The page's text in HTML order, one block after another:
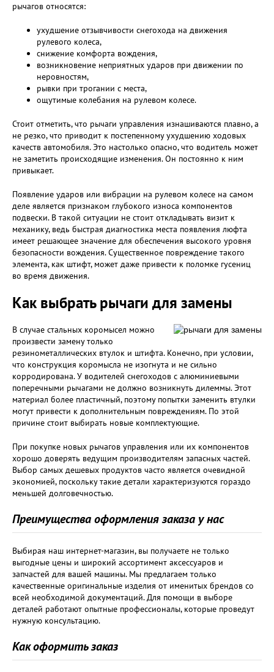
рычагов относятся:
ухудшение отзывчивости снегохода на движения
рулевого колеса,
снижение комфорта вождения,
возникновение неприятных ударов при движении по
неровностям,
рывки при трогании с места,
ощутимые колебания на рулевом колесе.
Стоит отметить, что рычаги управления изнашиваются плавно, а
не резко, что приводит к постепенному ухудшению ходовых
качеств автомобиля. Это настолько опасно, что водитель может
не заметить происходящие изменения. Он постоянно к ним
привыкает.
Появление ударов или вибрации на рулевом колесе на самом
деле является признаком глубокого износа компонентов
подвески. В такой ситуации не стоит откладывать визит к
механику, ведь быстрая диагностика места появления люфта
имеет решающее значение для обеспечения высокого уровня
безопасности вождения. Существенное повреждение такого
элемента, как штифт, может даже привести к поломке гусениц
во время движения.
Как выбрать рычаги для замены
В случае стальных коромысел можно
произвести замену только
резинометаллических втулок и штифта. Конечно, при условии,
что конструкция коромысла не изогнута и не сильно
корродирована. У водителей снегоходов с алюминиевыми
поперечными рычагами не должно возникнуть дилеммы. Этот
материал более пластичный, поэтому попытки заменить втулки
могут привести к дополнительным повреждениям. По этой
причине стоит выбирать новые комплектующие.
При покупке новых рычагов управления или их компонентов
хорошо доверять ведущим производителям запасных частей.
Выбор самых дешевых продуктов часто является очевидной
экономией, поскольку такие детали характеризуются гораздо
меньшей долговечностью.
Преимущества оформления заказа у нас
Выбирая наш интернет-магазин, вы получаете не только
выгодные цены и широкий ассортимент аксессуаров и
запчастей для вашей машины. Мы предлагаем только
качественные оригинальные изделия от именитых брендов со
всей необходимой документаций. Для помощи в выборе
деталей работают опытные профессионалы, которые проведут
нужную консультацию.
Как оформить заказ